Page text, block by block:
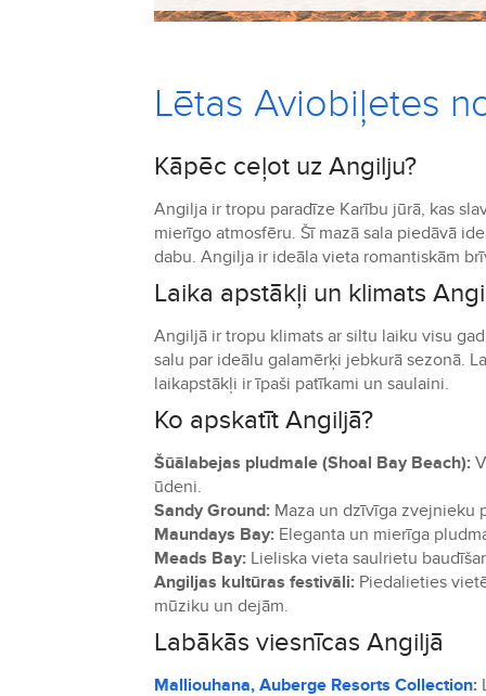
Lētas Aviobiļetes
Kāpēc ceļot uz Angilju?
Angilja ir tropu paradīze Karību jūrā, kas
mierīgo atmosfēru. Šī mazā sala piedāvā
dabu. Angilja ir ideāla vieta romantiskām
Laika apstākļi un klimats
Angiljā ir tropu klimats ar siltu laiku visu
salu par ideālu galamērķi jebkurā sezonā.
laikapstākļi ir īpaši patīkami un saulaini.
Ko apskatīt Angiljā?
Šūālabejas pludmale (Shoal Bay Beach):
ūdeni.
Sandy Ground: Maza un dzīvīga zvejnieku
Maundays Bay: Eleganta un mierīga
Meads Bay: Lieliska vieta saulrietu
Angiljas kultūras festivāli: Piedalieties
mūziku un dejām.
Labākās viesnīcas Angiljā
Malliouhana, Auberge Resorts Collection: